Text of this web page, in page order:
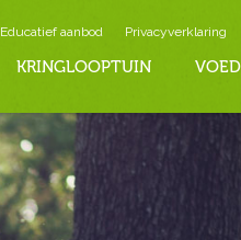
Educatief aanbod Privacyverklaring
KRINGLOOPTUIN